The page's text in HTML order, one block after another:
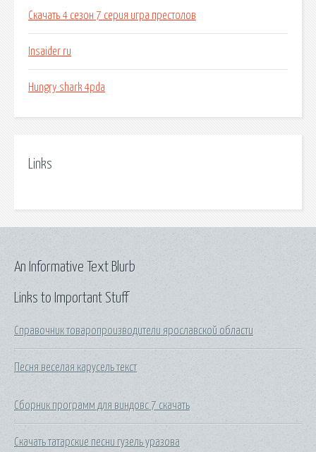
Скачать 4 сезон 7 серия игра престолов
Insaider ru
Hungry shark 4pda
Links
Links to Important Stuff
Справочник товаропроизводители ярославской области
Песня веселая карусель текст
Сборник программ для виндовс 7 скачать
Скачать татарские песни гузель уразова
An Informative Text Blurb